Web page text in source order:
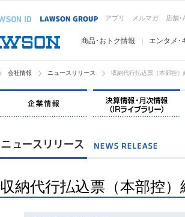
アプリ メルマガ 店舗･
商品･おトク情報 エンタメ･
会社情報 ニュースリリース 収納代行払込票（本部控
企業情報
収納代行払込票（本部控